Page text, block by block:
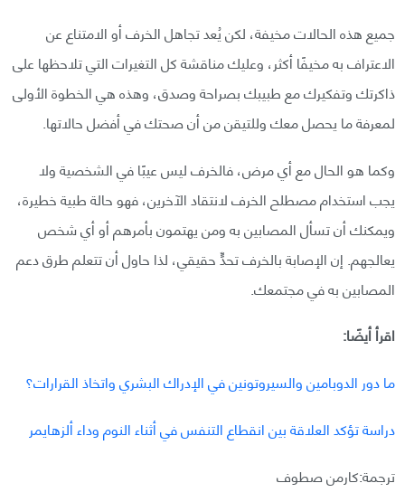
جميع هذه الحالات مخيفة، لكن يُعد تجاهل الخرف أو الامتناع عن
الاعتراف به مخيفًا أكثر، وعليك مناقشة كل التغيرات التي تلاحظها على
ذاكرتك وتفكيرك مع طبيبك بصراحة وصدق، وهذه هي الخطوة الأولى
لمعرفة ما يحصل معك وللتيقن من أن صحتك في أفضل حالاتها.
وكما هو الحال مع أي مرض، فالخرف ليس عيبًا في الشخصية ولا
يجب استخدام مصطلح الخرف لانتقاد الآخرين، فهو حالة طبية خطيرة،
ويمكنك أن تسأل المصابين به ومن يهتمون بأمرهم أو أي شخص
يعالجهم. إن الإصابة بالخرف تحدٍّ حقيقي، لذا حاول أن تتعلم طرق دعم
المصابين به في مجتمعك.
اقرأ أيضًا:
ما دور الدوبامين والسيروتونين في الإدراك البشري واتخاذ القرارات؟
دراسة تؤكد العلاقة بين انقطاع التنفس في أثناء النوم وداء ألزهايمر
ترجمة:كارمن صطوف